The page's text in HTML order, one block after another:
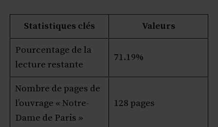
Statistiques clés Valeurs
Pourcentage de la
lecture restante
71.19%
Nombre de pages de
l’ouvrage « Notre-
Dame de Paris »
128 pages